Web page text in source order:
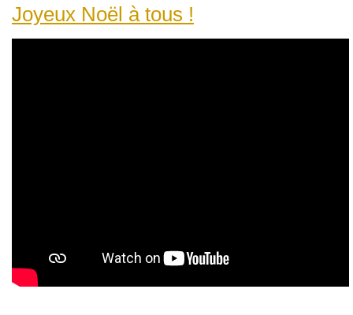
Joyeux Noël à tous !